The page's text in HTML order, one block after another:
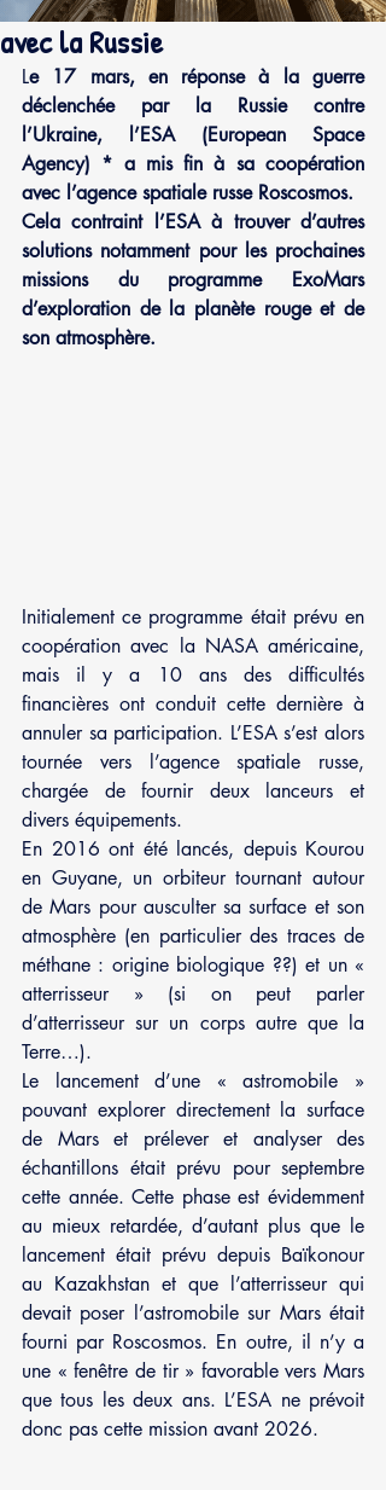
avec la Russie
Le 17 mars, en réponse à la guerre
déclenchée par la Russie contre
l’Ukraine, l’ESA (European Space
Agency) * a mis fin à sa coopération
avec l’agence spatiale russe Roscosmos.
Cela contraint l’ESA à trouver d’autres
solutions notamment pour les prochaines
missions du programme ExoMars
d’exploration de la planète rouge et de
son atmosphère.
Initialement ce programme était prévu en
coopération avec la NASA américaine,
mais il y a 10 ans des difficultés
financières ont conduit cette dernière à
annuler sa participation. L’ESA s’est alors
tournée vers l’agence spatiale russe,
chargée de fournir deux lanceurs et
divers équipements.
En 2016 ont été lancés, depuis Kourou
en Guyane, un orbiteur tournant autour
de Mars pour ausculter sa surface et son
atmosphère (en particulier des traces de
méthane : origine biologique ??) et un «
atterrisseur » (si on peut parler
d’atterrisseur sur un corps autre que la
Terre…).
Le lancement d’une « astromobile »
pouvant explorer directement la surface
de Mars et prélever et analyser des
échantillons était prévu pour septembre
cette année. Cette phase est évidemment
au mieux retardée, d’autant plus que le
lancement était prévu depuis Baïkonour
au Kazakhstan et que l’atterrisseur qui
devait poser l’astromobile sur Mars était
fourni par Roscosmos. En outre, il n’y a
une « fenêtre de tir » favorable vers Mars
que tous les deux ans. L’ESA ne prévoit
donc pas cette mission avant 2026.